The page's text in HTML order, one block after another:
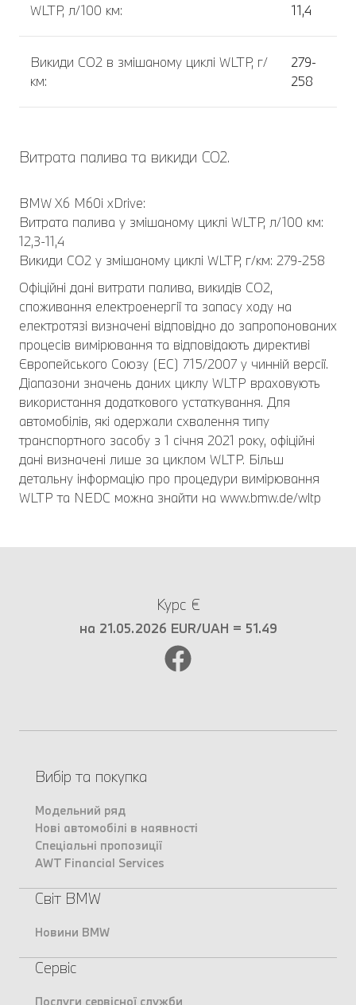
WLTP, л/100 км:
11,4
Викиди CO2 в змішаному циклі WLTP, г/
км:
279-
258
Витрата палива та викиди CO2.
BMW X6 M60i xDrive:
Витрата палива у змішаному циклі WLTP, л/100 км:
12,3-11,4
Викиди CO2 у змішаному циклі WLTP, г/км: 279-258
Офіційні дані витрати палива, викидів CO2,
споживання електроенергії та запасу ходу на
електротязі визначені відповідно до запропонованих
процесів вимірювання та відповідають директиві
Європейського Союзу (ЕС) 715/2007 у чинній версії.
Діапазони значень даних циклу WLTP враховують
використання додаткового устаткування. Для
автомобілів, які одержали схвалення типу
транспортного засобу з 1 січня 2021 року, офіційні
дані визначені лише за циклом WLTP. Більш
детальну інформацію про процедури вимірювання
WLTP та NEDC можна знайти на www.bmw.de/wltp
Курс €
на 21.05.2026 EUR/UAH = 51.49
Вибір та покупка
Модельний ряд
Нові автомобілі в наявності
Спеціальні пропозиції
AWT Financial Services
Світ BMW
Новини BMW
Сервіс
Послуги сервісної служби